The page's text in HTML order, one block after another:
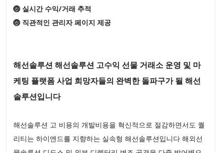
🏐 실시간 수익/거래 추적
🏐 직관적인 관리자 페이지 제공
해선솔루션 해선솔루션 고수익 선물 거래소 운영 및 마
케팅 플랫폼 사업 희망자들의 완벽한 돌파구가 될 해선
솔루션입니다
해선솔루션 고 비용의 개발비용을 혁신적으로 절감하면서도 퀄
리티는 하이엔드를 지향하는 실속형 해선솔루션입니다 해외선